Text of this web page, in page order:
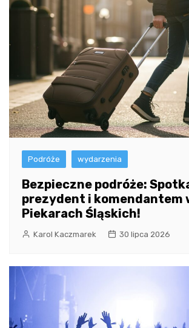
Podróże wydarzenia
Bezpieczne podróże:
prezydent i komendantem
Piekarach Śląskich!
Karol Kaczmarek 30 lipca 2026